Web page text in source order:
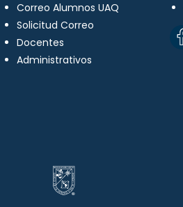
Correo Alumnos UAQ
Solicitud Correo
Docentes
Administrativos